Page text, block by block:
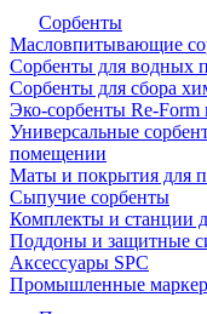
Сорбенты
Масловпитывающие
Сорбенты для водных
Сорбенты для сбора
Эко-сорбенты Re-Form
Универсальные
помещении
Маты и покрытия для
Сыпучие сорбенты
Комплекты и станции
Поддоны и защитные
Аксессуары SPC
Промышленные